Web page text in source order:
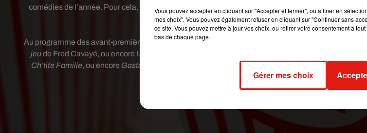
comédies de l’année. Pour cela, on ne va pas se ruiner ! Comptez 4 euros pour une séance
avant-première.
Au programme des avant-premières: Le Poulainde Mathieu Sapin,
jeude Fred Cavayé, ou encore Le Grand Bain
Ch’tite Famille, ou encore Gaston Lagaffe, Embrasse-Moi, Le Fabuleux destin d’Amélie Poulain
programmation, rendez-vous surle site UGC.
Vous pouvez accepter en cliquant sur "Accepter et fermer", ou affiner en
mes choix". Vous pouvez également refuser en cliquant sur "Continuer sans
ce site. Vous pouvez mettre à jour vos choix, ou retirer votre consentement à
bas de chaque page.
Gérer mes choix